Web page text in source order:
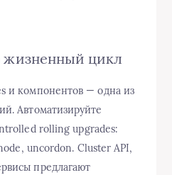
цикл
и компонентов — одна из
Автоматизируйте
rolling upgrades:
uncordon. Cluster API,
предлагают